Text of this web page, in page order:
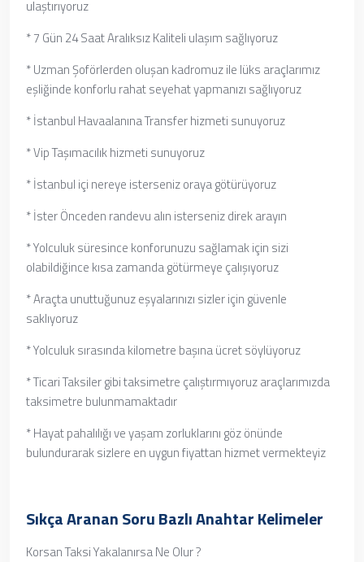
ulaştırıyoruz
* 7 Gün 24 Saat Aralıksız Kaliteli ulaşım sağlıyoruz
* Uzman Şoförlerden oluşan kadromuz ile lüks araçlarımız
eşliğinde konforlu rahat seyehat yapmanızı sağlıyoruz
* İstanbul Havaalanına Transfer hizmeti sunuyoruz
* Vip Taşımacılık hizmeti sunuyoruz
* İstanbul içi nereye isterseniz oraya götürüyoruz
* İster Önceden randevu alın isterseniz direk arayın
* Yolculuk süresince konforunuzu sağlamak için sizi
olabildiğince kısa zamanda götürmeye çalışıyoruz
* Araçta unuttuğunuz eşyalarınızı sizler için güvenle
saklıyoruz
* Yolculuk sırasında kilometre başına ücret söylüyoruz
* Ticari Taksiler gibi taksimetre çalıştırmıyoruz araçlarımızda
taksimetre bulunmamaktadır
* Hayat pahalılığı ve yaşam zorluklarını göz önünde
bulundurarak sizlere en uygun fiyattan hizmet vermekteyiz
Sıkça Aranan Soru Bazlı Anahtar Kelimeler
Korsan Taksi Yakalanırsa Ne Olur ?